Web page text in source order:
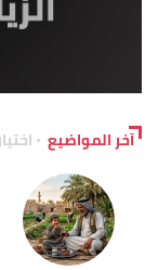
آخر المواضيع